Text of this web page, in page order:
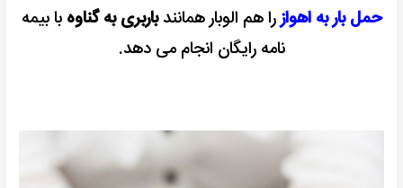
حمل بار به اهوازرا هم الوبار همانندباربری به گناوه با بیمه
نامه رایگان انجام می دهد.